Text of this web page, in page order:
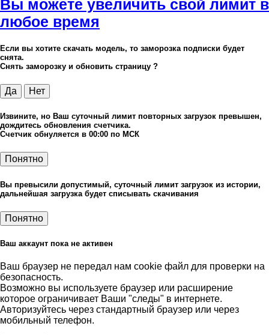
Вы можете увеличить свой лимит в
любое время
Если вы хотите скачать модель, то заморозка подписки будет
снята.
Снять заморозку и обновить страницу ?
Да Нет
Извините, но Ваш суточный лимит повторных загрузок превышен,
дождитесь обновления счетчика.
Счетчик обнуляется в 00:00 по МСК
Понятно
Вы превысили допустимый, суточный лимит загрузок из истории,
дальнейшая загрузка будет списывать скачивания
Понятно
Ваш аккаунт пока не активен
Ваш браузер не передал нам cookie файл для проверки на
безопасность.
Возможно вы используете браузер или расширение
которое ограничивает Ваши "следы" в интернете.
Авторизуйтесь через стандартный браузер или через
мобильный телефон.